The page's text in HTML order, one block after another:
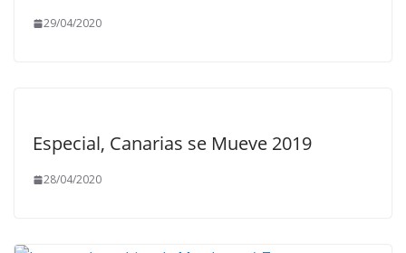
29/04/2020
Especial, Canarias se Mueve 2019
28/04/2020